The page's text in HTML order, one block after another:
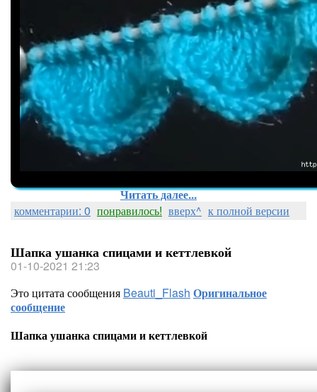
Читать далее...
комментарии: 0 понравилось! вверх^ к полной версии
Шапка ушанка спицами и кеттлевкой
01-10-2021 21:23
Это цитата сообщения Beauti_Flash Оригинальное
сообщение
Шапка ушанка спицами и кеттлевкой